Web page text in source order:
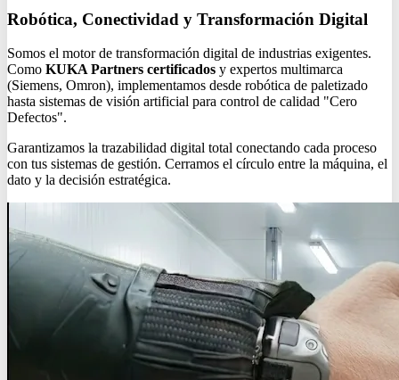
Robótica, Conectividad y Transformación Digital
Somos el motor de transformación digital de industrias exigentes.
Como KUKA Partners certificados y expertos multimarca
(Siemens, Omron), implementamos desde robótica de paletizado
hasta sistemas de visión artificial para control de calidad "Cero
Defectos".
Garantizamos la trazabilidad digital total conectando cada proceso
con tus sistemas de gestión. Cerramos el círculo entre la máquina, el
dato y la decisión estratégica.